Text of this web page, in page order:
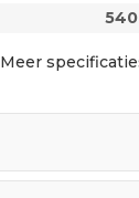
540
Meer